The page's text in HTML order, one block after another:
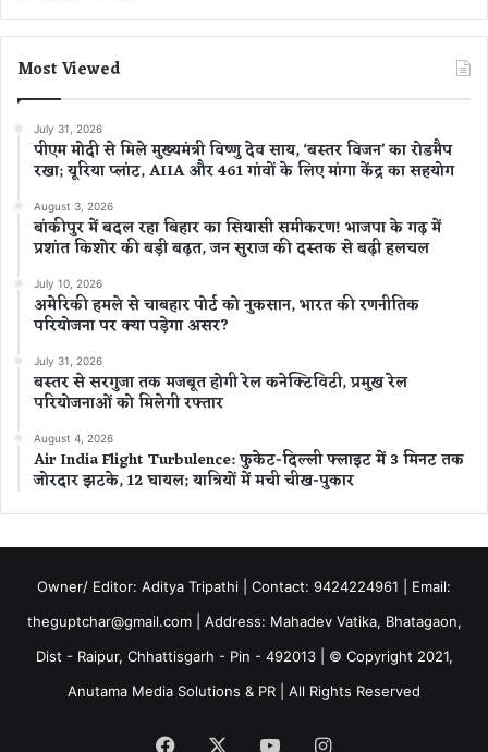
Most Viewed
July 31, 2026
पीएम मोदी से मिले मुख्यमंत्री विष्णु देव साय, ‘बस्तर विजन’ का रोडमैप
रखा; यूरिया प्लांट, AIIA और 461 गांवों के लिए मांगा केंद्र का सहयोग
August 3, 2026
बांकीपुर में बदल रहा बिहार का सियासी समीकरण! भाजपा के गढ़ में
प्रशांत किशोर की बड़ी बढ़त, जन सुराज की दस्तक से बढ़ी हलचल
July 10, 2026
अमेरिकी हमले से चाबहार पोर्ट को नुकसान, भारत की रणनीतिक
परियोजना पर क्या पड़ेगा असर?
July 31, 2026
बस्तर से सरगुजा तक मजबूत होगी रेल कनेक्टिविटी, प्रमुख रेल
परियोजनाओं को मिलेगी रफ्तार
August 4, 2026
Air India Flight Turbulence: फुकेट-दिल्ली फ्लाइट में 3 मिनट तक
जोरदार झटके, 12 घायल; यात्रियों में मची चीख-पुकार
Owner/ Editor: Aditya Tripathi | Contact: 9424224961 | Email:
theguptchar@gmail.com | Address: Mahadev Vatika, Bhatagaon,
Dist - Raipur, Chhattisgarh - Pin - 492013 | © Copyright 2021,
Anutama Media Solutions & PR | All Rights Reserved
Facebook YouTubeInstagram